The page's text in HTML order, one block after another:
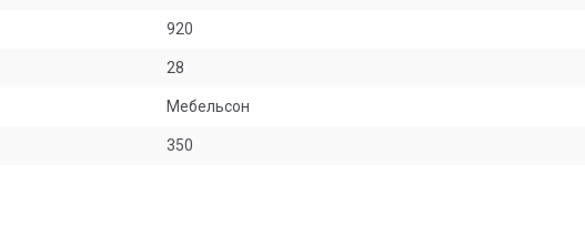
920
28
Мебельсон
350